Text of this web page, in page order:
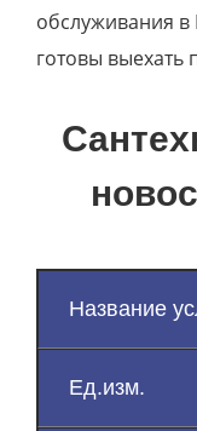
обслуживания
готовы выехать
Название
Ед.изм.